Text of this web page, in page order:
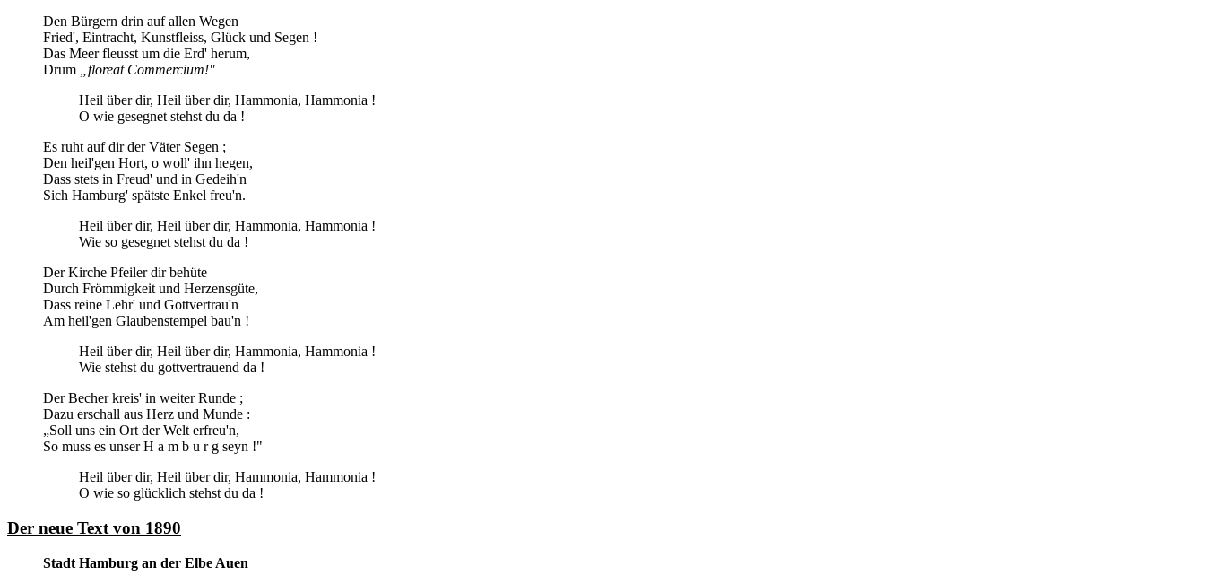
Den Bürgern drin auf allen Wegen
Fried', Eintracht, Kunstfleiss, Glück und Segen !
Das Meer fleusst um die Erd' herum,
Drum
„floreat Commercium!"
Heil über dir, Heil über dir, Hammonia, Hammonia !
O wie gesegnet stehst du da !
Es ruht auf dir der Väter Segen ;
Den heil'gen Hort, o woll' ihn hegen,
Dass stets in Freud' und in Gedeih'n
Sich Hamburg' spätste Enkel freu'n.
Heil über dir, Heil über dir, Hammonia, Hammonia !
Wie so gesegnet stehst du da !
Der Kirche Pfeiler dir behüte
Durch Frömmigkeit und Herzensgüte,
Dass reine Lehr' und Gottvertrau'n
Am heil'gen Glaubenstempel bau'n !
Heil über dir, Heil über dir, Hammonia, Hammonia !
Wie stehst du gottvertrauend da !
Der Becher kreis' in weiter Runde ;
Dazu erschall aus Herz und Munde :
„Soll uns ein Ort der Welt erfreu'n,
So muss es unser H a m b u r g seyn !"
Heil über dir, Heil über dir, Hammonia, Hammonia !
O wie so glücklich stehst du da !
Der neue Text von 1890
Stadt Hamburg an der Elbe Auen